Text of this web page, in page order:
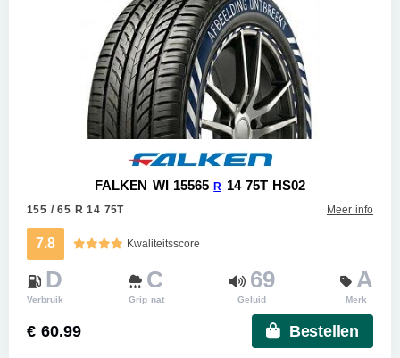
FALKEN WI 15565R 14 75T HS02
155 / 65 R 14 75T Meer info
7.8 Kwaliteitsscore
D
Verbruik
C
Grip nat
69
Geluid
A
Merk
€ 60.99 Bestellen